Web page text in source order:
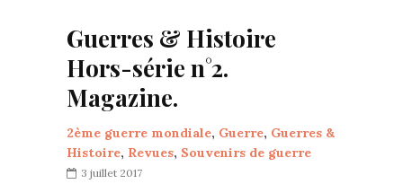
Guerres & Histoire
Hors-série n°2.
Magazine.
2ème guerre mondiale, Guerre, Guerres &
Histoire, Revues, Souvenirs de guerre
3 juillet 2017